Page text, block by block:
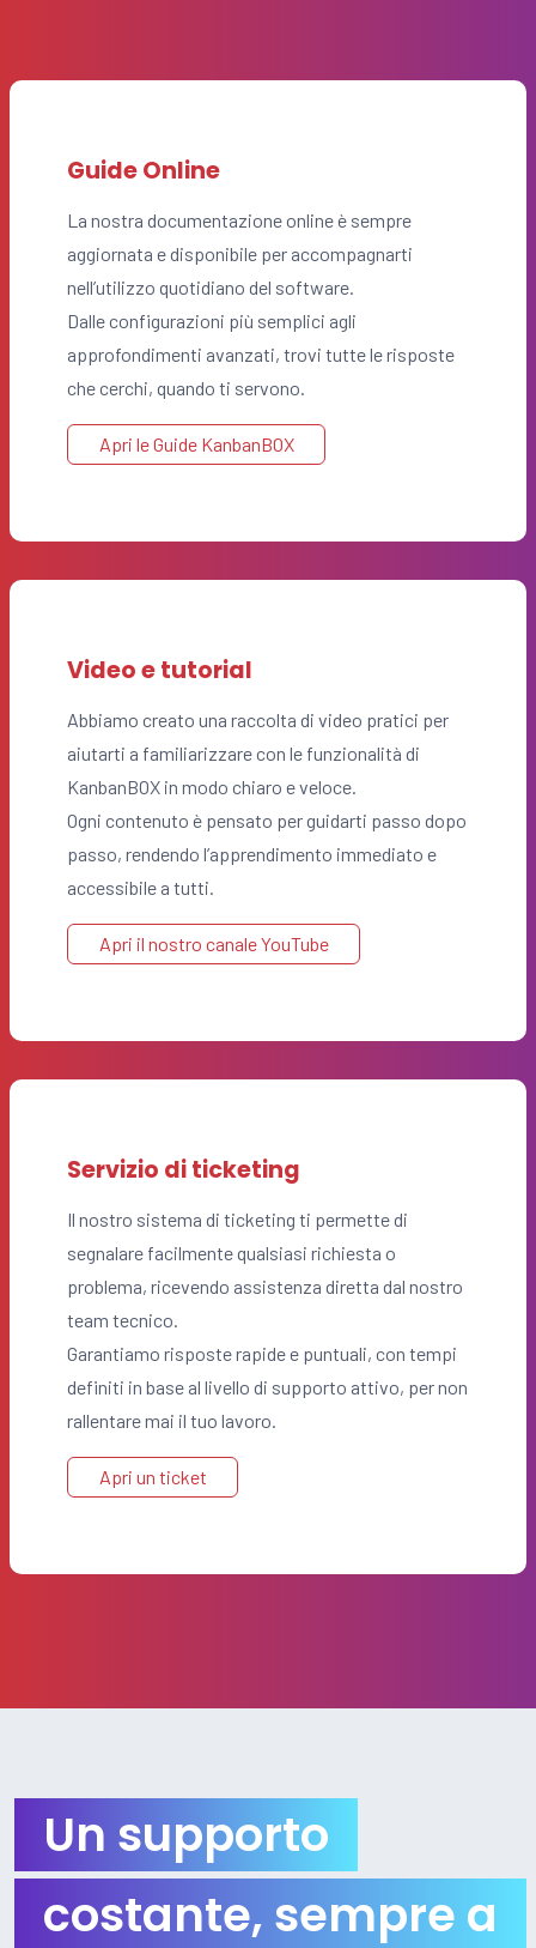
Guide Online
La nostra documentazione online è sempre
aggiornata e disponibile per accompagnarti
nell’utilizzo quotidiano del software.
Dalle configurazioni più semplici agli
approfondimenti avanzati, trovi tutte le risposte
che cerchi, quando ti servono.
Apri le Guide KanbanBOX
Video e tutorial
Abbiamo creato una raccolta di video pratici per
aiutarti a familiarizzare con le funzionalità di
KanbanBOX in modo chiaro e veloce.
Ogni contenuto è pensato per guidarti passo dopo
passo, rendendo l’apprendimento immediato e
accessibile a tutti.
Apri il nostro canale YouTube
Servizio di ticketing
Il nostro sistema di ticketing ti permette di
segnalare facilmente qualsiasi richiesta o
problema, ricevendo assistenza diretta dal nostro
team tecnico.
Garantiamo risposte rapide e puntuali, con tempi
definiti in base al livello di supporto attivo, per non
rallentare mai il tuo lavoro.
Apri un ticket
Un supporto
costante, sempre a